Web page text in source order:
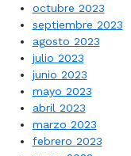
octubre 2023
septiembre 2023
agosto 2023
julio 2023
junio 2023
mayo 2023
abril 2023
marzo 2023
febrero 2023